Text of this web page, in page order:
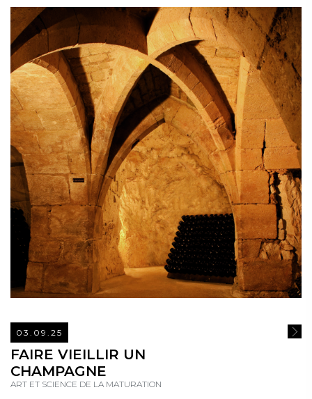
03.09.25
FAIRE VIEILLIR UN
CHAMPAGNE
ART ET SCIENCE DE LA MATURATION